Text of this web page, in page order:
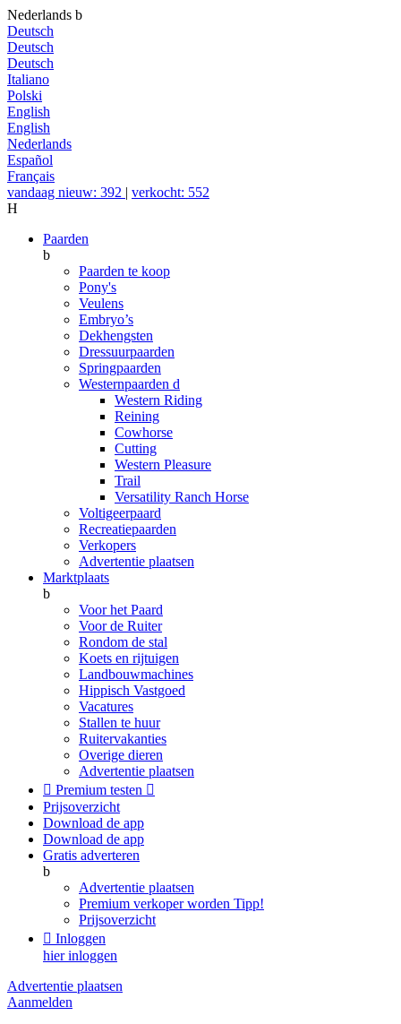
Nederlands b
Deutsch
Deutsch
Deutsch
Italiano
Polski
English
English
Nederlands
Español
Français
vandaag nieuw: 392 | verkocht: 552
H
Paarden
b
Paarden te koop
Pony's
Veulens
Embryo’s
Dekhengsten
Dressuurpaarden
Springpaarden
Westernpaarden d
Western Riding
Reining
Cowhorse
Cutting
Western Pleasure
Trail
Versatility Ranch Horse
Voltigeerpaard
Recreatiepaarden
Verkopers
Advertentie plaatsen
Marktplaats
b
Voor het Paard
Voor de Ruiter
Rondom de stal
Koets en rijtuigen
Landbouwmachines
Hippisch Vastgoed
Vacatures
Stallen te huur
Ruitervakanties
Overige dieren
Advertentie plaatsen
 Premium testen 
Prijsoverzicht
Download de app
Download de app
Gratis adverteren
b
Advertentie plaatsen
Premium verkoper worden Tipp!
Prijsoverzicht
 Inloggen
hier inloggen
Advertentie plaatsen
Aanmelden